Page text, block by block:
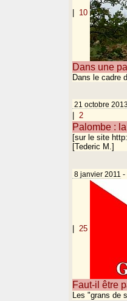
| 10
Dans une
Dans le cadre
21 octobre
2
Palombe :
[sur le site
[Tederic M.]
8 janvier 2011 -
| 25
Faut-il être
Les "grans de